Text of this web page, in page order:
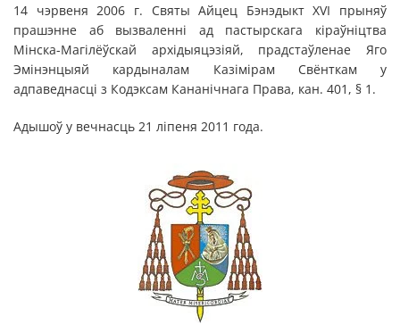
14 чэрвеня 2006 г. Святы Айцец Бэнэдыкт XVI прыняў
прашэнне аб вызваленні ад пастырскага кіраўніцтва
Мінска-Магілёўскай архідыяцэзіяй, прадстаўленае Яго
Эмінэнцыяй кардыналам Казімірам Свёнткам у
адпаведнасці з Кодэксам Кананічнага Права, кан. 401, § 1.
Адышоў у вечнасць 21 ліпеня 2011 года.